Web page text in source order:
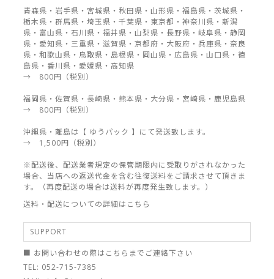
青森県・岩手県・宮城県・秋田県・山形県・福島県・茨城県・
栃木県・群馬県・埼玉県・千葉県・東京都・神奈川県・新潟
県・富山県・石川県・福井県・山梨県・長野県・岐阜県・静岡
県・愛知県・三重県・滋賀県・京都府・大阪府・兵庫県・奈良
県・和歌山県・鳥取県・島根県・岡山県・広島県・山口県・徳
島県・香川県・愛媛県・高知県
→ 800円（税別）
福岡県・佐賀県・長崎県・熊本県・大分県・宮崎県・鹿児島県
→ 800円（税別）
沖縄県・離島は【 ゆうパック 】にて発送致します。
→ 1,500円（税別）
※配送後、配送業者規定の保管期限内に受取りがされなかった
場合、当店への返送代金を含む往復送料をご請求させて頂きま
す。（再度配送の場合は送料が再度発生致します。）
送料・配送についての詳細はこちら
SUPPORT
■ お問い合わせの際はこちらまでご連絡下さい
TEL: 052-715-7385